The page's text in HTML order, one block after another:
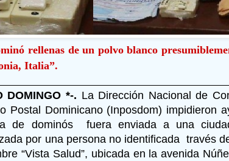
rellenas de un polvo blanco
Italia”.
DOMINGO *-. La Dirección Nacional de
Postal Dominicano (Inposdom) impidieron
de dominós fuera enviada a una
por una persona no identificada través
“Vista Salud”, ubicada en la avenida